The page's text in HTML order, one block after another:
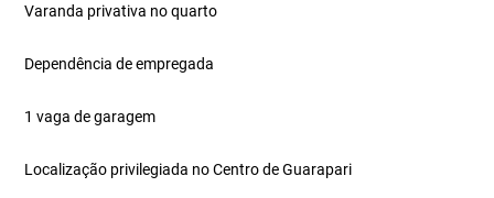
Varanda privativa no quarto
Dependência de empregada
1 vaga de garagem
Localização privilegiada no Centro de Guarapari